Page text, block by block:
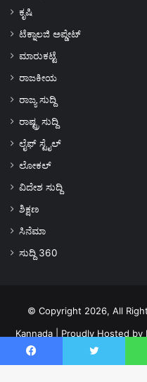
ಕೃಷಿ
ಟೆಕ್ನಾಲಜಿ ಅಪ್ಡೇಟ್
ಮಾರುಕಟ್ಟೆ
ರಾಜಕೀಯ
ರಾಜ್ಯ ಸುದ್ದಿ
ರಾಷ್ಟ್ರ ಸುದ್ದಿ
ಲೈಫ್ ಸ್ಟೈಲ್
ಲೋಕಲ್
ವಿದೇಶ ಸುದ್ದಿ
ಶಿಕ್ಷಣ
ಸಿನೆಮಾ
ಸುದ್ದಿ 360
© Copyright 2026, All
Kannada| Proudly Hosted by
About US
Privacy Policy
Facebook Twitter